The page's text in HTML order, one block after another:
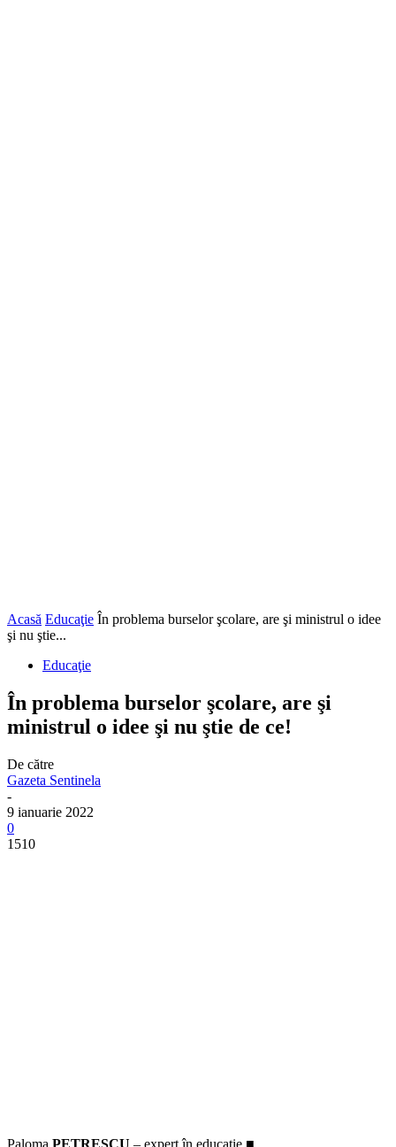
Acasă Educaţie În problema burselor şcolare, are şi ministrul o idee
şi nu ştie...
Educaţie
În problema burselor şcolare, are şi
ministrul o idee şi nu ştie de ce!
De către
Gazeta Sentinela
-
9 ianuarie 2022
0
1510
Paloma PETRESCU – expert în educaţie ■